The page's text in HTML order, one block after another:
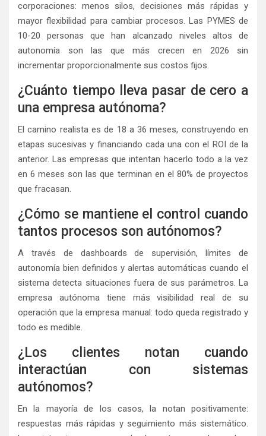
corporaciones: menos silos, decisiones más rápidas y
mayor flexibilidad para cambiar procesos. Las PYMES de
10-20 personas que han alcanzado niveles altos de
autonomía son las que más crecen en 2026 sin
incrementar proporcionalmente sus costos fijos.
¿Cuánto tiempo lleva pasar de cero a
una empresa autónoma?
El camino realista es de 18 a 36 meses, construyendo en
etapas sucesivas y financiando cada una con el ROI de la
anterior. Las empresas que intentan hacerlo todo a la vez
en 6 meses son las que terminan en el 80% de proyectos
que fracasan.
¿Cómo se mantiene el control cuando
tantos procesos son autónomos?
A través de dashboards de supervisión, límites de
autonomía bien definidos y alertas automáticas cuando el
sistema detecta situaciones fuera de sus parámetros. La
empresa autónoma tiene más visibilidad real de su
operación que la empresa manual: todo queda registrado y
todo es medible.
¿Los clientes notan cuando
interactúan con sistemas
autónomos?
En la mayoría de los casos, la notan positivamente:
respuestas más rápidas y seguimiento más sistemático.